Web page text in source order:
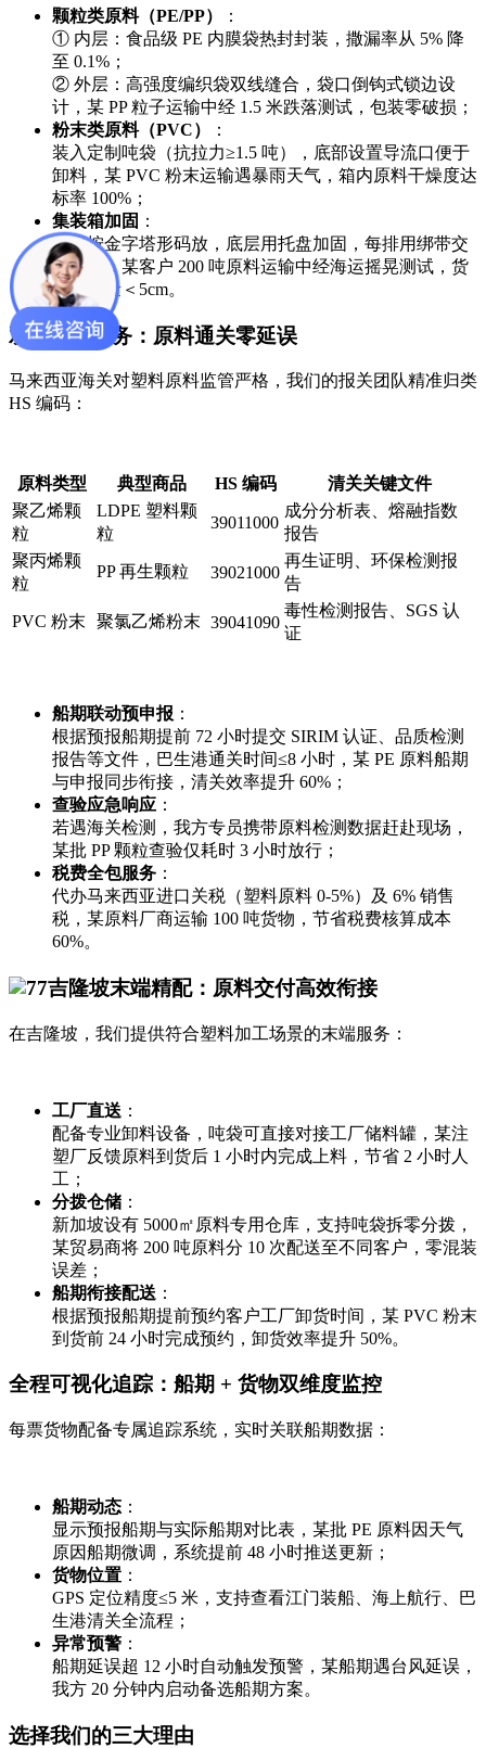
颗粒类原料（PE/PP）
：
① 内层：食品级 PE 内膜袋热封封装，撒漏率从 5% 降
至 0.1%；
② 外层：高强度编织袋双线缝合，袋口倒钩式锁边设
计，某 PP 粒子运输中经 1.5 米跌落测试，包装零破损；
粉末类原料（PVC）
：
装入定制吨袋（抗拉力≥1.5 吨），底部设置导流口便于
卸料，某 PVC 粉末运输遇暴雨天气，箱内原料干燥度达
标率 100%；
集装箱加固 ：
吨袋按金字塔形码放，底层用托盘加固，每排用绑带交
叉固定，某客户 200 吨原料运输中经海运摇晃测试，货
物位移量＜5cm。
双清包税服务：原料通关零延误
马来西亚海关对塑料原料监管严格，我们的报关团队精准归类
HS 编码：
原料类型 典型商品 HS 编码
清关关键文件
聚乙烯颗
粒
LDPE 塑料颗
粒
39011000
成分分析表、熔融指数
报告
聚丙烯颗
粒
PP 再生颗粒 39021000
再生证明、环保检测报
告
PVC 粉末 聚氯乙烯粉末 39041090
毒性检测报告、SGS 认
证
船期联动预申报 ：
根据预报船期提前 72 小时提交 SIRIM 认证、品质检测
报告等文件，巴生港通关时间≤8 小时，某 PE 原料船期
与申报同步衔接，清关效率提升 60%；
查验应急响应 ：
若遇海关检测，我方专员携带原料检测数据赶赴现场，
某批 PP 颗粒查验仅耗时 3 小时放行；
税费全包服务 ：
代办马来西亚进口关税（塑料原料 0-5%）及 6% 销售
税，某原料厂商运输 100 吨货物，节省税费核算成本
60%。
吉隆坡末端精配：原料交付高效衔接
在吉隆坡，我们提供符合塑料加工场景的末端服务：
工厂直送 ：
配备专业卸料设备，吨袋可直接对接工厂储料罐，某注
塑厂反馈原料到货后 1 小时内完成上料，节省 2 小时人
工；
分拨仓储 ：
新加坡设有 5000㎡原料专用仓库，支持吨袋拆零分拨，
某贸易商将 200 吨原料分 10 次配送至不同客户，零混装
误差；
船期衔接配送 ：
根据预报船期提前预约客户工厂卸货时间，某 PVC 粉末
到货前 24 小时完成预约，卸货效率提升 50%。
全程可视化追踪：船期 + 货物双维度监控
每票货物配备专属追踪系统，实时关联船期数据：
船期动态 ：
显示预报船期与实际船期对比表，某批 PE 原料因天气
原因船期微调，系统提前 48 小时推送更新；
货物位置 ：
GPS 定位精度≤5 米，支持查看江门装船、海上航行、巴
生港清关全流程；
异常预警 ：
船期延误超 12 小时自动触发预警，某船期遇台风延误，
我方 20 分钟内启动备选船期方案。
选择我们的三大理由